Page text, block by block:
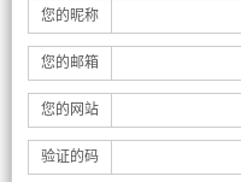
您的昵称
您的邮箱
您的网站
验证的码